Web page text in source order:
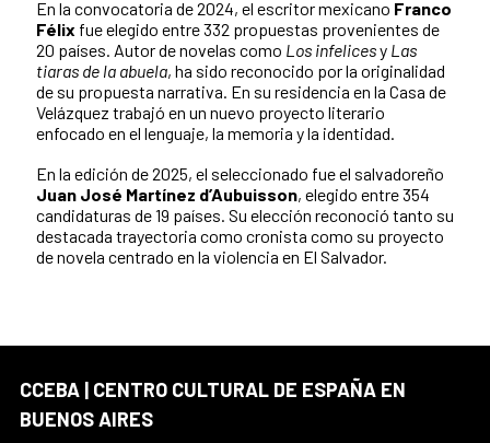
En la convocatoria de 2024, el escritor mexicano Franco
Félix fue elegido entre 332 propuestas provenientes de
20 países. Autor de novelas como Los infelicesy Las
tiaras de la abuela, ha sido reconocido por la originalidad
de su propuesta narrativa. En su residencia en la Casa de
Velázquez trabajó en un nuevo proyecto literario
enfocado en el lenguaje, la memoria y la identidad.
En la edición de 2025, el seleccionado fue el salvadoreño
Juan José Martínez d’Aubuisson, elegido entre 354
candidaturas de 19 países. Su elección reconoció tanto su
destacada trayectoria como cronista como su proyecto
de novela centrado en la violencia en El Salvador.
CCEBA | CENTRO CULTURAL DE ESPAÑA EN
BUENOS AIRES